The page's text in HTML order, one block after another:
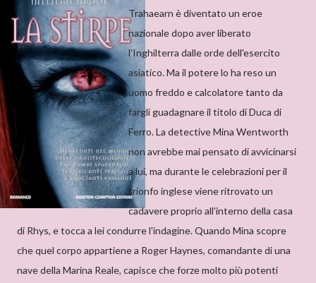
Trahaearn è diventato un eroe
nazionale dopo aver liberato
l'Inghilterra dalle orde dell'esercito
asiatico. Ma il potere lo ha reso un
uomo freddo e calcolatore tanto da
fargli guadagnare il titolo di Duca di
Ferro. La detective Mina Wentworth
non avrebbe mai pensato di avvicinarsi
a lui, ma durante le celebrazioni per il
trionfo inglese viene ritrovato un
cadavere proprio all'interno della casa
di Rhys, e tocca a lei condurre l'indagine. Quando Mina scopre
che quel corpo appartiene a Roger Haynes, comandante di una
nave della Marina Reale, capisce che forze molto più potenti